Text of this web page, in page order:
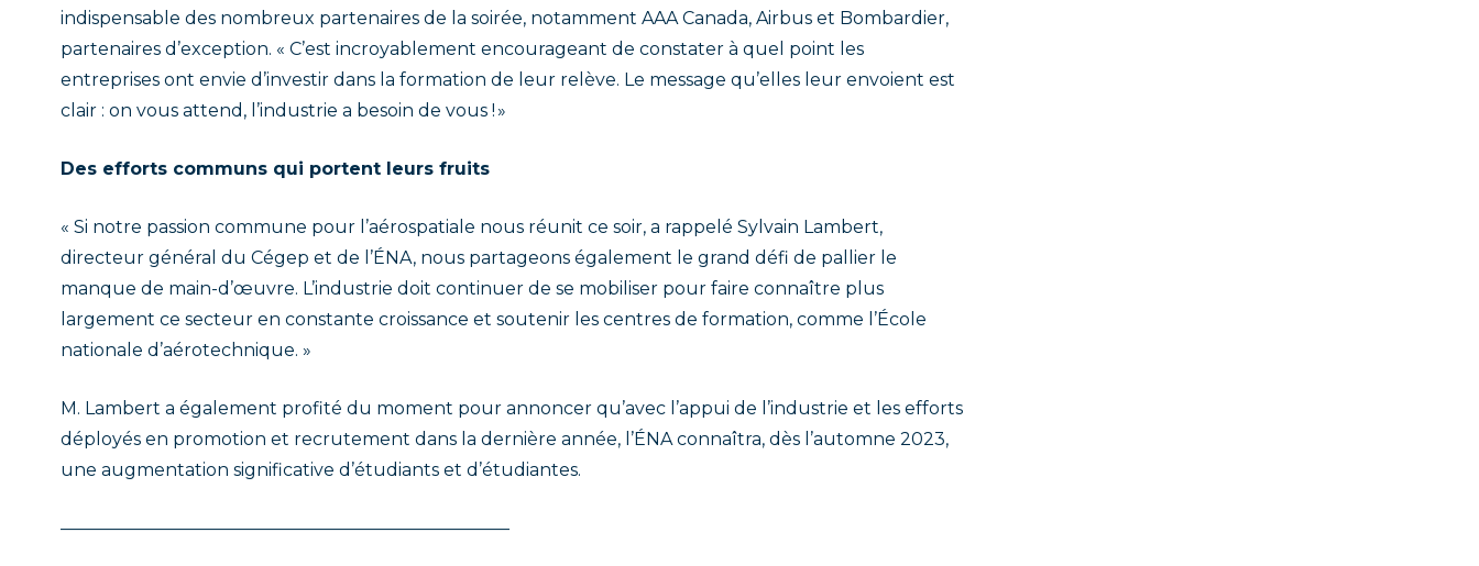
indispensable des nombreux partenaires de la soirée, notamment AAA Canada, Airbus et Bombardier,
partenaires d’exception. « C’est incroyablement encourageant de constater à quel point les
entreprises ont envie d’investir dans la formation de leur relève. Le message qu’elles leur envoient est
clair : on vous attend, l’industrie a besoin de vous ! »
Des efforts communs qui portent leurs fruits
« Si notre passion commune pour l’aérospatiale nous réunit ce soir, a rappelé Sylvain Lambert,
directeur général du Cégep et de l’ÉNA, nous partageons également le grand défi de pallier le
manque de main-d’œuvre. L’industrie doit continuer de se mobiliser pour faire connaître plus
largement ce secteur en constante croissance et soutenir les centres de formation, comme l’École
nationale d’aérotechnique. »
M. Lambert a également profité du moment pour annoncer qu’avec l’appui de l’industrie et les efforts
déployés en promotion et recrutement dans la dernière année, l’ÉNA connaîtra, dès l’automne 2023,
une augmentation significative d’étudiants et d’étudiantes.
—————————————————————————–